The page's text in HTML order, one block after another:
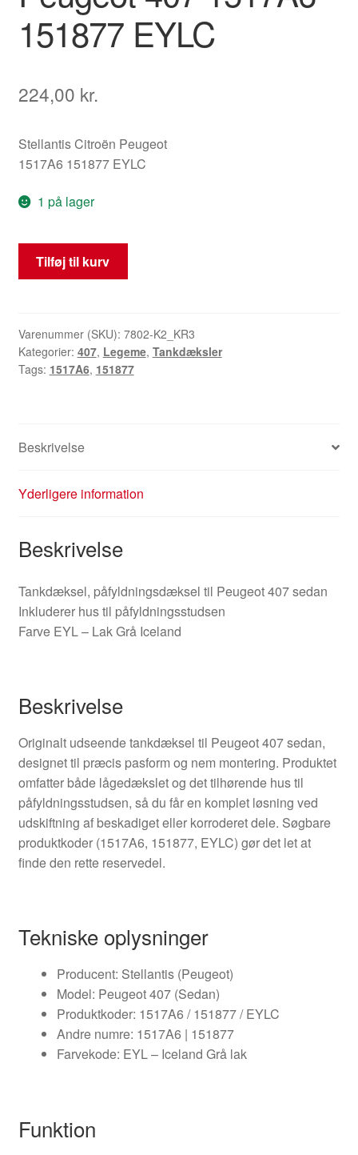
151877 EYLC
224,00 kr.
Stellantis Citroën Peugeot
1517A6 151877 EYLC
1 på lager
Tanklåg
brændstoftank
Peugeot
407
antal
Tilføj til kurv
Varenummer (SKU): 7802-K2_KR3
Kategorier: 407, Legeme, Tankdæksler
Tags: 1517A6, 151877
Beskrivelse
Yderligere information
Beskrivelse
Tankdæksel, påfyldningsdæksel til Peugeot 407 sedan
Inkluderer hus til påfyldningsstudsen
Farve EYL – Lak Grå Iceland
Beskrivelse
Originalt udseende tankdæksel til Peugeot 407 sedan,
designet til præcis pasform og nem montering. Produktet
omfatter både lågedækslet og det tilhørende hus til
påfyldningsstudsen, så du får en komplet løsning ved
udskiftning af beskadiget eller korroderet dele. Søgbare
produktkoder (1517A6, 151877, EYLC) gør det let at
finde den rette reservedel.
Tekniske oplysninger
Producent: Stellantis (Peugeot)
Model: Peugeot 407 (Sedan)
Produktkoder: 1517A6 / 151877 / EYLC
Andre numre: 1517A6 | 151877
Farvekode: EYL – Iceland Grå lak
Funktion